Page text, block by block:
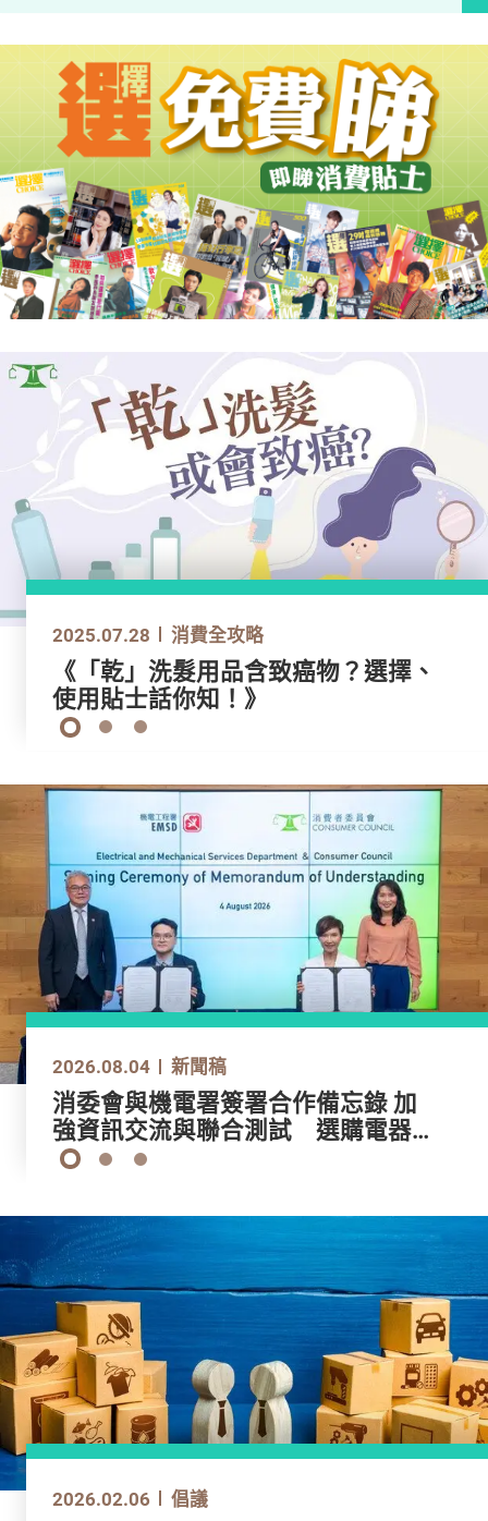
2025.05.07 消費全攻略
【大灣區住房專輯第3章】物業管理
費、維修責任、保險大比拼
2025.07.28 消費全攻略
《「乾」洗髮用品含致癌物？選擇、
使用貼士話你知！》
2025.06.27 消費全攻略
《旅遊控快看！》 行李喼3大保養訣
竅
2025.05.07 消費全攻略
【大灣區住房專輯第3章】物業管理
費、維修責任、保險大比拼
2025.07.28 消費全攻略
《「乾」洗髮用品含致癌物？選擇、
使用貼士話你知！》
1 2 3
2026.07.15 新聞稿
現成老花鏡大部分欠缺足夠標示或警
告促廠商改善 非度身訂造應避免長
時間使用宜定期驗眼
2026.08.04 新聞稿
消委會與機電署簽署合作備忘錄 加
強資訊交流與聯合測試 選購電器爐
具更安心
2026.07.24 新聞稿
第26屆消費權益新聞報道獎 公眾投
票正式展開 投票支持「新聞攝影
獎」及「大專院校新聞獎」心水之作
2026.07.15 新聞稿
現成老花鏡大部分欠缺足夠標示或警
告促廠商改善 非度身訂造應避免長
時間使用宜定期驗眼
2026.08.04 新聞稿
消委會與機電署簽署合作備忘錄 加
強資訊交流與聯合測試 選購電器爐
具更安心
1 2 3
2025.09.30 倡議
2026.02.06 倡議
2025.12.15 倡議
2025.09.30 倡議
2026.02.06 倡議